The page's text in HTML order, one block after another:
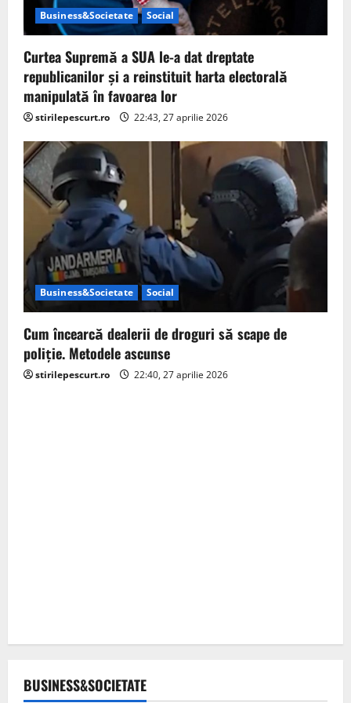
Business&Societate Social
Curtea Supremă a SUA le-a dat dreptate
republicanilor și a reinstituit harta electorală
manipulată în favoarea lor
stirilepescurt.ro 22:43, 27 aprilie 2026
Business&Societate Social
Cum încearcă dealerii de droguri să scape de
poliție. Metodele ascunse
stirilepescurt.ro 22:40, 27 aprilie 2026
BUSINESS&SOCIETATE